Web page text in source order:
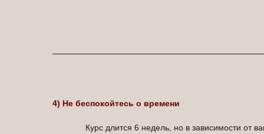
4) Не беспокойтесь о времени
Курс длится 6 недель, но в зависимости от